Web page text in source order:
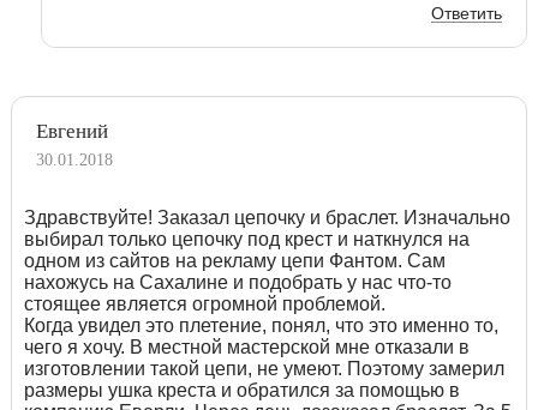
Ответить
Евгений
30.01.2018
Здравствуйте! Заказал цепочку и браслет. Изначально
выбирал только цепочку под крест и наткнулся на
одном из сайтов на рекламу цепи Фантом. Сам
нахожусь на Сахалине и подобрать у нас что-то
стоящее является огромной проблемой.
Когда увидел это плетение, понял, что это именно то,
чего я хочу. В местной мастерской мне отказали в
изготовлении такой цепи, не умеют. Поэтому замерил
размеры ушка креста и обратился за помощью в